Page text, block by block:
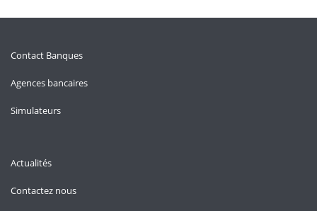
Contact Banques
Agences bancaires
Simulateurs
Actualités
Contactez nous